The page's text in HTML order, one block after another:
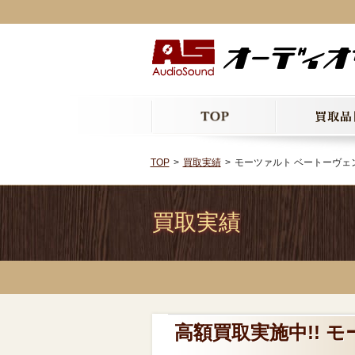
TOP 買取実績 モーツァルト ベートーヴ
買取実績
高額買取実施中!!